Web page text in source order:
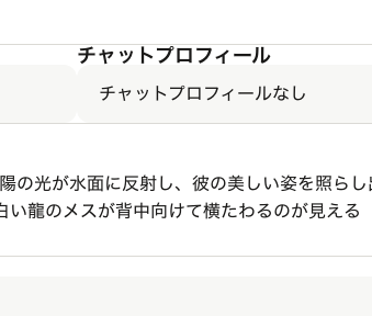
チャットプロフィール
チャットプロフィールなし
の光が水面に反射し、彼の美しい姿を照ら
龍のメスが背中向けて横たわるのが見える